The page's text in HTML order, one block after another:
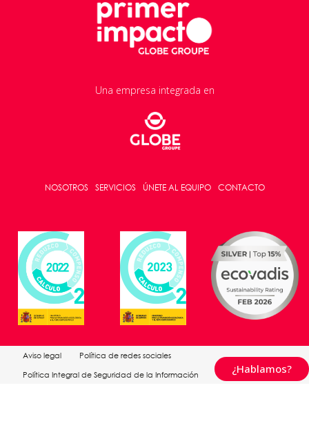
¿Hablamos?
Una empresa integrada en
NOSOTROS SERVICIOS ÚNETE AL EQUIPO CONTACTO
Aviso legal
Política de redes sociales
Política Integral de Seguridad de la Información